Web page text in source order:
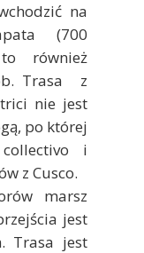
na
(700
również
Trasa z
nie jest
po której
i
z Cusco.
marsz
jest
Trasa jest